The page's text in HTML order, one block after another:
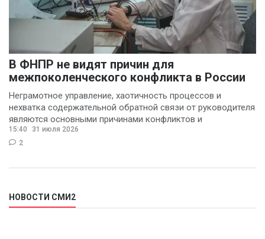
В ФНПР не видят причин для
межпоколенческого конфликта в России
Неграмотное управление, хаотичность процессов и
нехватка содержательной обратной связи от руководителя
являются основными причинами конфликтов и
раздражения в
15:40
31 июля 2026
2
НОВОСТИ СМИ2